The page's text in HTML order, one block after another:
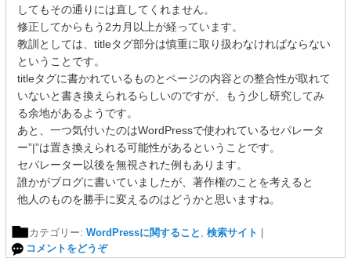
してもその通りには直してくれません。
修正してからもう2カ月以上が経っています。
教訓としては、titleタグ部分は慎重に取り扱わなければならない
ということです。
titleタグに書かれているものとページの内容との整合性が取れて
いないと書き換えられるらしいのですが、もう少し研究してみ
る余地があるようです。
あと、一つ気付いたのはWordPressで使われているセパレータ
ー”|”は置き換えられる可能性があるということです。
セパレーター以後を無視された例もあります。
誰かがブログに書いていましたが、著作権のことを考えると
他人のものを勝手に変えるのはどうかと思いますね。
カテゴリー: WordPressに関すること , 検索サイト
コメントをどうぞ